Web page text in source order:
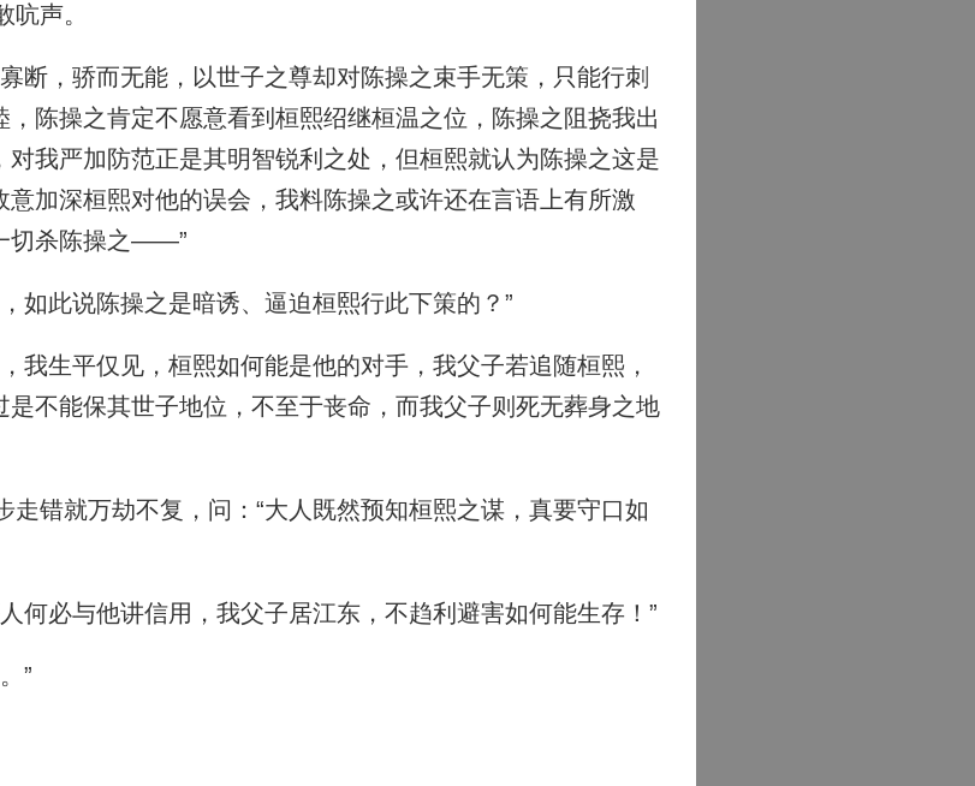
声。
断，骄而无能，以世子之尊却对陈操之束手无策，只能行刺
陈操之肯定不愿意看到桓熙绍继桓温之位，陈操之阻挠我出
我严加防范正是其明智锐利之处，但桓熙就认为陈操之这是
加深桓熙对他的误会，我料陈操之或许还在言语上有所激
切杀陈操之——”
如此说陈操之是暗诱、逼迫桓熙行此下策的？”
我生平仅见，桓熙如何能是他的对手，我父子若追随桓熙，
不能保其世子地位，不至于丧命，而我父子则死无葬身之地
错就万劫不复，问：“大人既然预知桓熙之谋，真要守口如
何必与他讲信用，我父子居江东，不趋利避害如何能生存！”
”